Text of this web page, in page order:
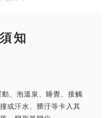
知
、泡溫泉、睡覺、接觸
或汗水、髒汙等卡入其